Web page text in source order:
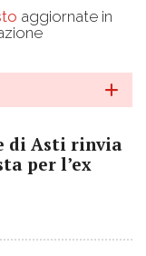
aggiornate in
di Asti rinvia
per l’ex